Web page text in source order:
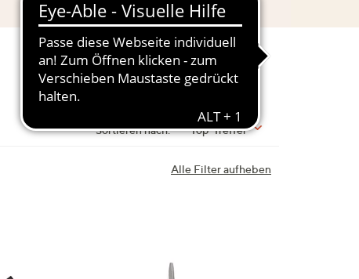
Sortieren nach: Top-Treffer
Alle Filter aufheben